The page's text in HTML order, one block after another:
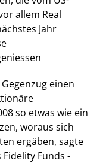
allem Real
Jahr
einen
so etwas wie ein
woraus sich
ergäben, sagte
Funds -